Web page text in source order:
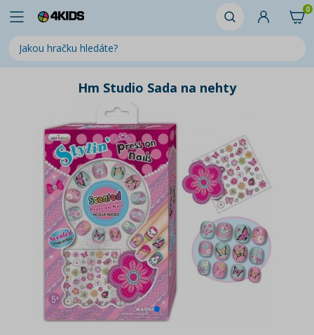
0
Hm Studio Sada na nehty